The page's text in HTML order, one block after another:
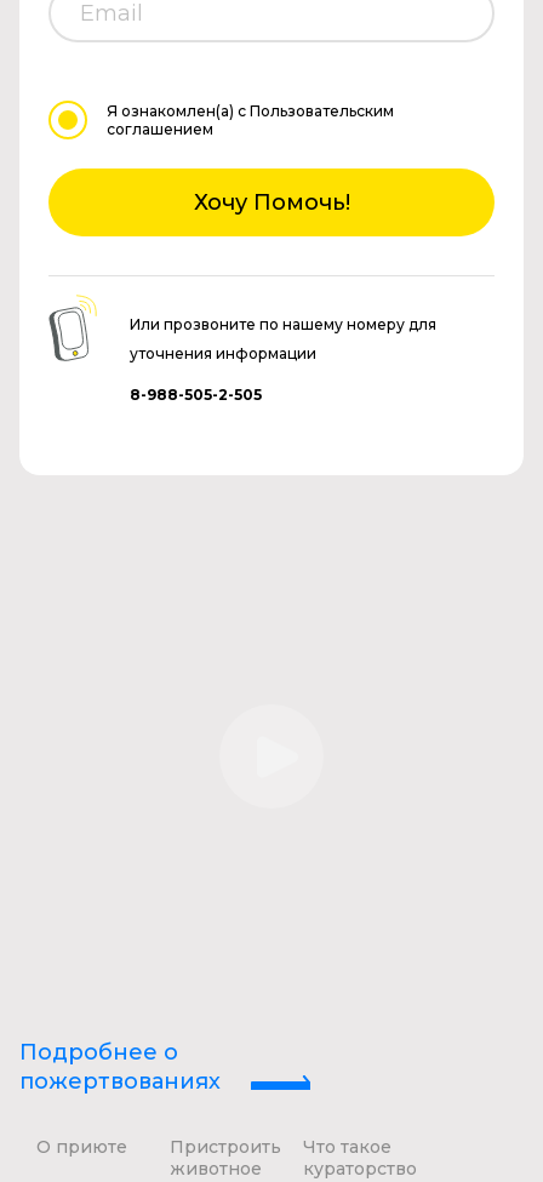
Я ознакомлен(а) с Пользовательским
соглашением
Хочу Помочь!
Или прозвоните по нашему номеру для
уточнения информации
8-988-505-2-505
Подробнее о
пожертвованиях
О приюте
Пристроить
животное
Что такое
кураторство